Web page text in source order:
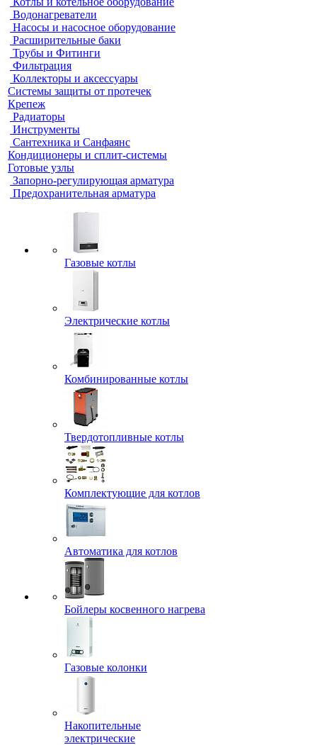
Водонагреватели
Насосы и насосное оборудование
Расширительные баки
Трубы и Фитинги
Фильтрация
Коллекторы и аксессуары
Системы защиты от протечек
Крепеж
Радиаторы
Инструменты
Сантехника и Санфаянс
Кондиционеры и сплит-системы
Готовые узлы
Запорно-регулирующая арматура
Предохранительная арматура
Газовые котлы
Электрические котлы
Комбинированные котлы
Твердотопливные котлы
Комплектующие для котлов
Автоматика для котлов
Бойлеры косвенного нагрева
Газовые колонки
Накопительные
электрические